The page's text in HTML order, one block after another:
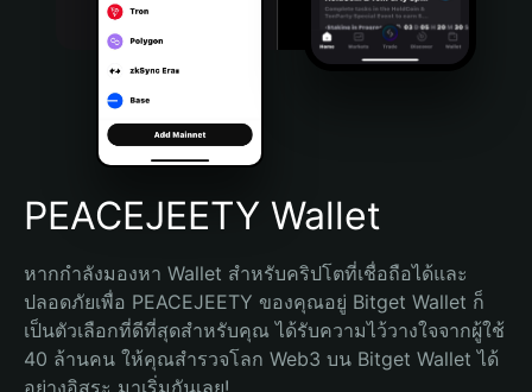
Português (Brasil)
Español (Argentina)
PEACEJEETY Wallet
หากกำลังมองหา Wallet สำหรับคริปโตที่เชื่อถือได้และ
ปลอดภัยเพื่อ PEACEJEETY ของคุณอยู่ Bitget Wallet ก็
เป็นตัวเลือกที่ดีที่สุดสำหรับคุณ ได้รับความไว้วางใจจากผู้ใช้
40 ล้านคน ให้คุณสำรวจโลก Web3 บน Bitget Wallet ได้
อย่างอิสระ มาเริ่มกันเลย!